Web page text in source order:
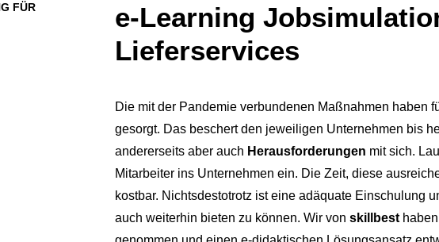
FÜR
e-Learning
Lieferservices
Die mit der Pandemie verbundenen Maßnahmen haben
gesorgt. Das beschert den jeweiligen Unternehmen bis
andererseits aber auch Herausforderungen mit sich.
Mitarbeiter ins Unternehmen ein. Die Zeit, diese
kostbar. Nichtsdestotrotz ist eine adäquate Einschulung
auch weiterhin bieten zu können. Wir von skillbest